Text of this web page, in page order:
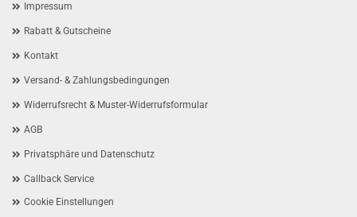
Impressum
Rabatt & Gutscheine
Kontakt
Versand- & Zahlungsbedingungen
Widerrufsrecht & Muster-Widerrufsformular
AGB
Privatsphäre und Datenschutz
Callback Service
Cookie Einstellungen